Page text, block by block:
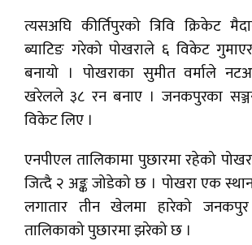
त्यसअघि कीर्तिपुरको त्रिवि क्रिकेट
ब्याटिङ गरेको पोखराले ६ विकेट
बनायो । पोखराका सुमीत वर्माले
खरेलले ३८ रन बनाए । जनकपुरका
विकेट लिए ।
एनपीएल तालिकामा पुछारमा रहेको
जित्दै २ अङ्क जोडेको छ । पोखरा एक
लगातार तीन खेलमा हारेको जनकपुर
तालिकाको पुछारमा झरेको छ ।